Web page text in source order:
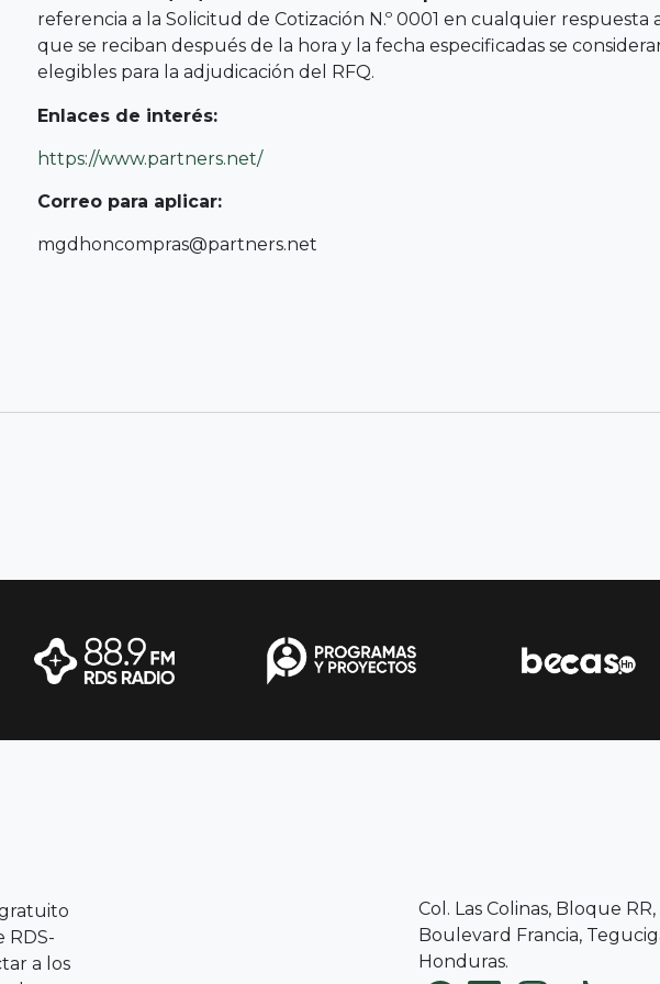
referencia a la Solicitud de Cotización N.º 0001 en cualquier respuesta
que se reciban después de la hora y la fecha especificadas se
elegibles para la adjudicación del RFQ.
Enlaces de interés:
https://www.partners.net/
Correo para aplicar:
mgdhoncompras@partners.net
RDS-
a los
Col. Las Colinas, Bloque RR,
Boulevard Francia,
Honduras.